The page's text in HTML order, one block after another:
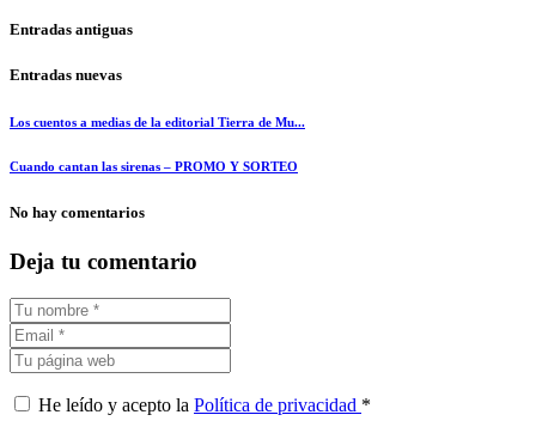
Entradas antiguas
Entradas nuevas
Los cuentos a medias de la editorial Tierra de Mu...
Cuando cantan las sirenas – PROMO Y SORTEO
No hay comentarios
Deja tu comentario
He leído y acepto la Política de privacidad *